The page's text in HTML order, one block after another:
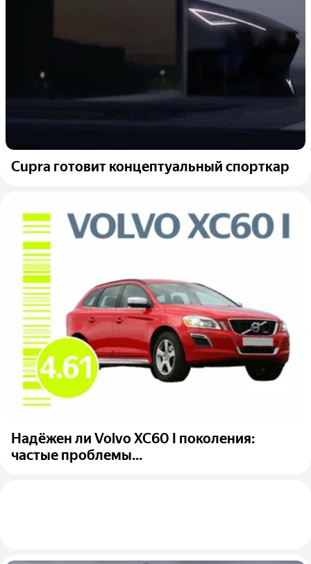
Cupra готовит концептуальный спорткар
Надёжен ли Volvo XC60 I поколения:
частые проблемы...